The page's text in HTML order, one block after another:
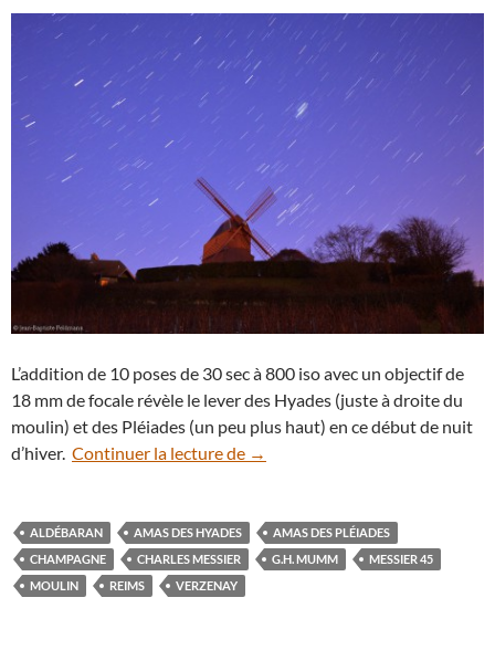
L’addition de 10 poses de 30 sec à 800 iso avec un objectif de
18 mm de focale révèle le lever des Hyades (juste à droite du
moulin) et des Pléiades (un peu plus haut) en ce début de nuit
d’hiver. Continuer la lecture de Les Hyades et les Pléiades
→
ALDÉBARAN AMAS DES HYADES
AMAS DES PLÉIADES
CHAMPAGNE
CHARLES MESSIER G.H. MUMM
MESSIER 45
MOULIN
REIMS VERZENAY